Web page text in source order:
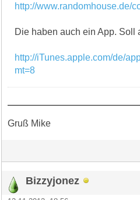
http://www.randomhouse.de/
Die haben auch ein App. Soll
http://iTunes.apple.com/de/
mt=8
Gruß Mike
Bizzyjonez